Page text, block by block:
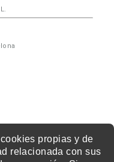
propias y de
relacionada con sus